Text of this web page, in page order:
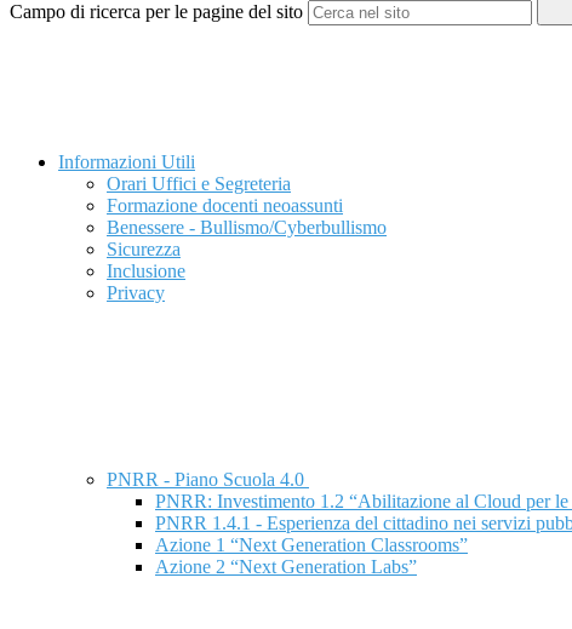
Campo di ricerca per le pagine del sito
Informazioni Utili
Orari Uffici e Segreteria
Formazione docenti neoassunti
Benessere - Bullismo/Cyberbullismo
Sicurezza
Inclusione
Privacy
PNRR - Piano Scuola 4.0
PNRR: Investimento 1.2 “Abilitazione al Cloud per
PNRR 1.4.1 - Esperienza del cittadino nei servizi
Azione 1 “Next Generation Classrooms”
Azione 2 “Next Generation Labs”